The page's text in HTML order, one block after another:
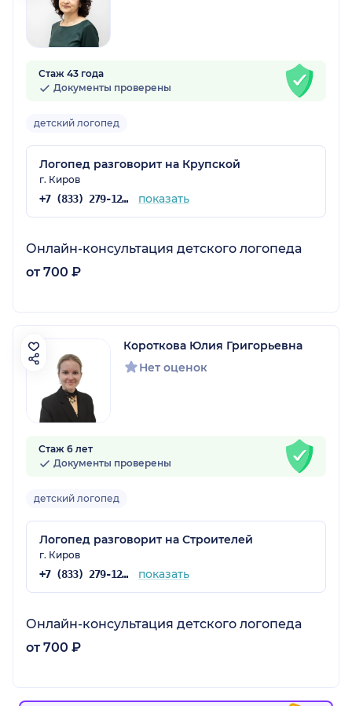
Стаж 43 года
Документы проверены
детский логопед
Логопед разговорит на Крупской
г. Киров
+7 (833) 279-12-71 показать
Онлайн-консультация детского логопеда
от 700 ₽
Короткова Юлия Григорьевна
Нет оценок
Стаж 6 лет
Документы проверены
детский логопед
Логопед разговорит на Строителей
г. Киров
+7 (833) 279-12-71 показать
Онлайн-консультация детского логопеда
от 700 ₽